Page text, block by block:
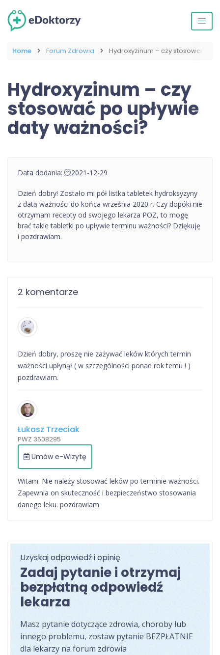
Home Forum Zdrowia Hydroxyzinum – czy stosować po
Hydroxyzinum – czy
stosować po upływie
daty ważności?
Data dodania: 2021-12-29
Dzień dobry! Zostało mi pół listka tabletek hydroksyzyny
z datą ważności do końca września 2020 r. Czy dopóki nie
otrzymam recepty od swojego lekarza POZ, to mogę
brać takie tabletki po upływie terminu ważności? Dziękuję
i pozdrawiam.
2 komentarze
Dzień dobry, proszę nie zażywać leków których termin
ważności upłynął ( w szczególności ponad rok temu ! )
pozdrawiam.
Łukasz Trzeciak
PWZ 3608295
Umów e-Wizytę
Witam. Nie należy stosować leków po terminie ważności.
Zapewnia on skuteczność i bezpieczeństwo stosowania
danego leku. pozdrawiam
Uzyskaj odpowiedź i opinię
Zadaj pytanie i otrzymaj
bezpłatną odpowiedź
lekarza
Masz pytanie dotyczące zdrowia, choroby lub
innego problemu, zostaw pytanie BEZPŁATNIE
dla lekarzy na forum zdrowia